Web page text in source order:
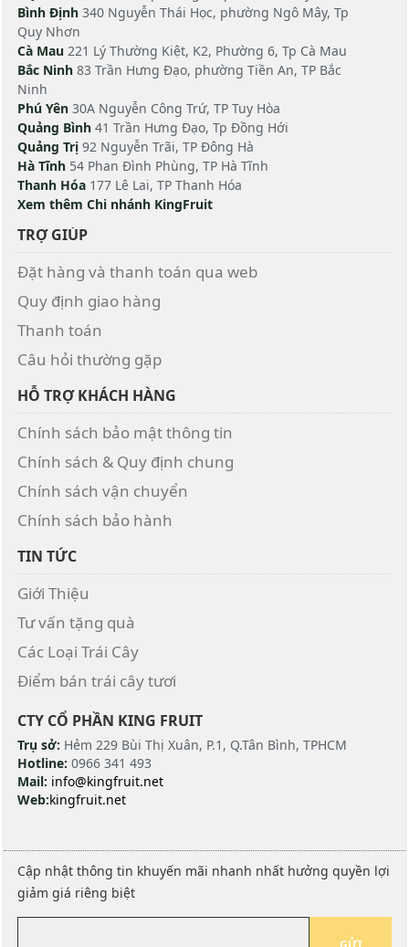
Bình Định 340 Nguyễn Thái Học, phường Ngô Mây, Tp
Quy Nhơn
Cà Mau 221 Lý Thường Kiệt, K2, Phường 6, Tp Cà Mau
Bắc Ninh 83 Trần Hưng Đạo, phường Tiền An, TP Bắc
Ninh
Phú Yên 30A Nguyễn Công Trứ, TP Tuy Hòa
Quảng Bình 41 Trần Hưng Đạo, Tp Đồng Hới
Quảng Trị 92 Nguyễn Trãi, TP Đông Hà
Hà Tĩnh 54 Phan Đình Phùng, TP Hà Tĩnh
Thanh Hóa 177 Lê Lai, TP Thanh Hóa
Xem thêm Chi nhánh KingFruit
TRỢ GIÚP
Đặt hàng và thanh toán qua web
Quy định giao hàng
Thanh toán
Câu hỏi thường gặp
HỖ TRỢ KHÁCH HÀNG
Chính sách bảo mật thông tin
Chính sách & Quy định chung
Chính sách vận chuyển
Chính sách bảo hành
TIN TỨC
Giới Thiệu
Tư vấn tặng quà
Các Loại Trái Cây
Điểm bán trái cây tươi
CTY CỔ PHẦN KING FRUIT
Trụ sở: Hẻm 229 Bùi Thị Xuân, P.1, Q.Tân Bình, TPHCM
Hotline: 0966 341 493
Mail: info@kingfruit.net
Web:kingfruit.net
Cập nhật thông tin khuyến mãi nhanh nhất hưởng quyền lợi
giảm giá riêng biệt